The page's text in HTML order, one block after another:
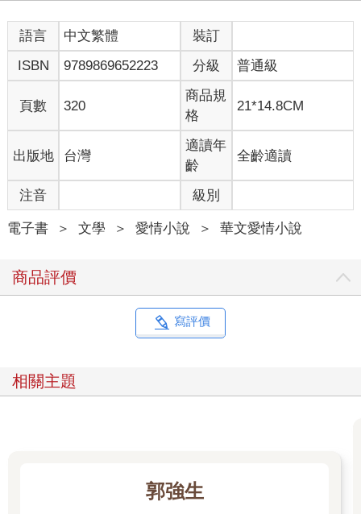
語言 中文繁體
裝訂
ISBN
9789869652223 分級 普通級
頁數 320
商品規
格
21*14.8CM
出版地 台灣
適讀年
齡
全齡適讀
注音 級別
電子書 ＞ 文學 ＞ 愛情小說 ＞ 華文愛情小說
商品評價
寫評價
相關主題
郭強生